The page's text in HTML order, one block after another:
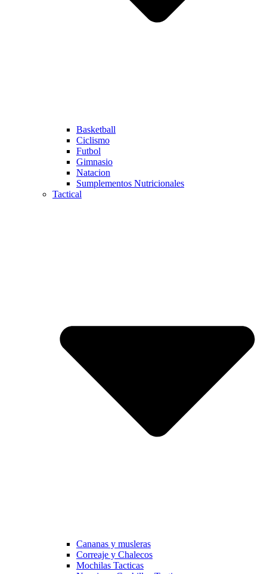
Basketball
Ciclismo
Futbol
Gimnasio
Natacion
Sumplementos Nutricionales
Tactical
Cananas y musleras
Correaje y Chalecos
Mochilas Tacticas